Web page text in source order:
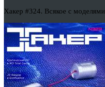
Хакер #324. Всякое с моделями